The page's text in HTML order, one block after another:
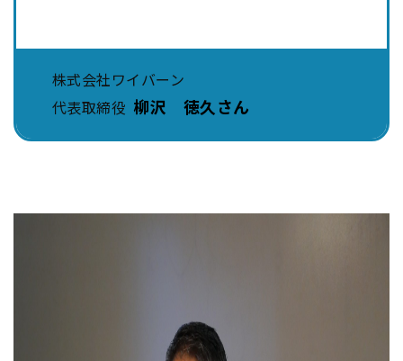
株式会社ワイバーン
代表取締役 柳沢 徳久さん